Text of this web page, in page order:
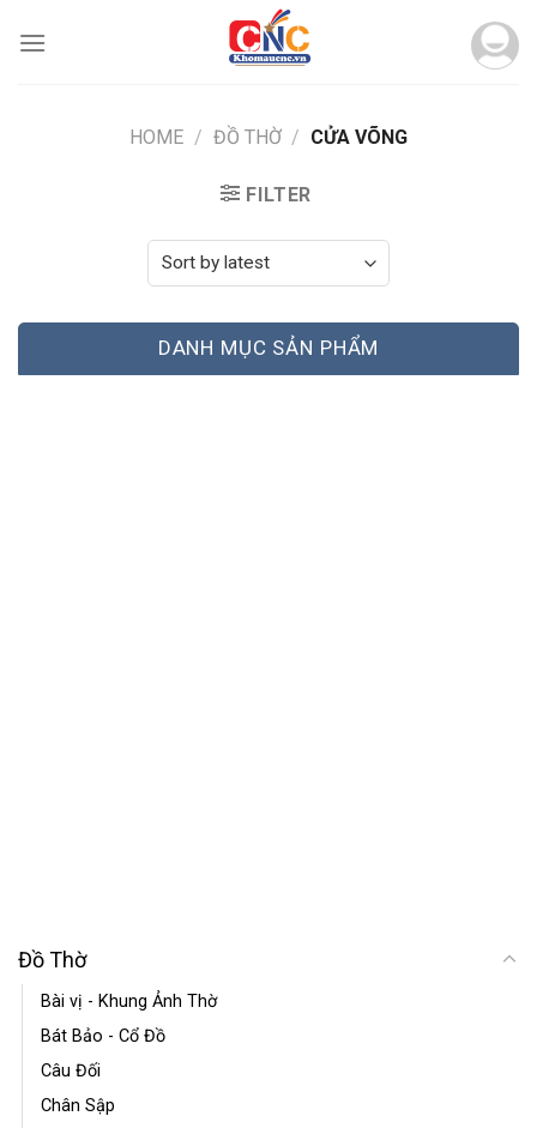
HOME / ĐỒ THỜ / CỬA VÕNG
FILTER
DANH MỤC SẢN PHẨM
Đồ Thờ
Bài vị - Khung Ảnh Thờ
Bát Bảo - Cổ Đồ
Câu Đối
Chân Sập